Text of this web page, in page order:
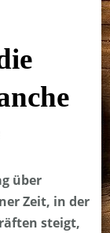
über
Zeit, in der
steigt,